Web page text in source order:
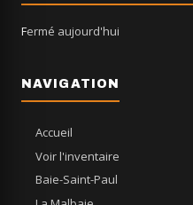
Fermé aujourd'hui
NAVIGATION
Accueil
Voir l'inventaire
Baie-Saint-Paul